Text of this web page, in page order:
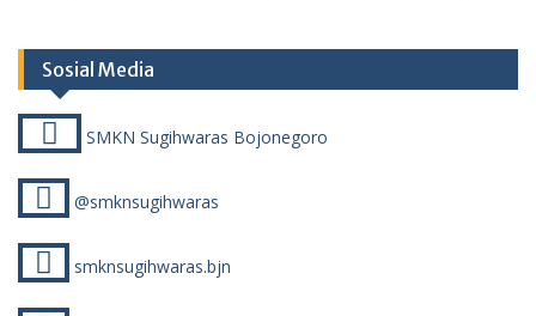
Sosial Media
SMKN Sugihwaras Bojonegoro
@smknsugihwaras
smknsugihwaras.bjn